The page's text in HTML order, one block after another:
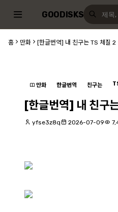
GOODISKS
홈 만화 [한글번역] 내 친구는 TS 체질 2
만화 한글번역 친구는
[한글번역] 내 친구
yfse3z8q 2026-07-09